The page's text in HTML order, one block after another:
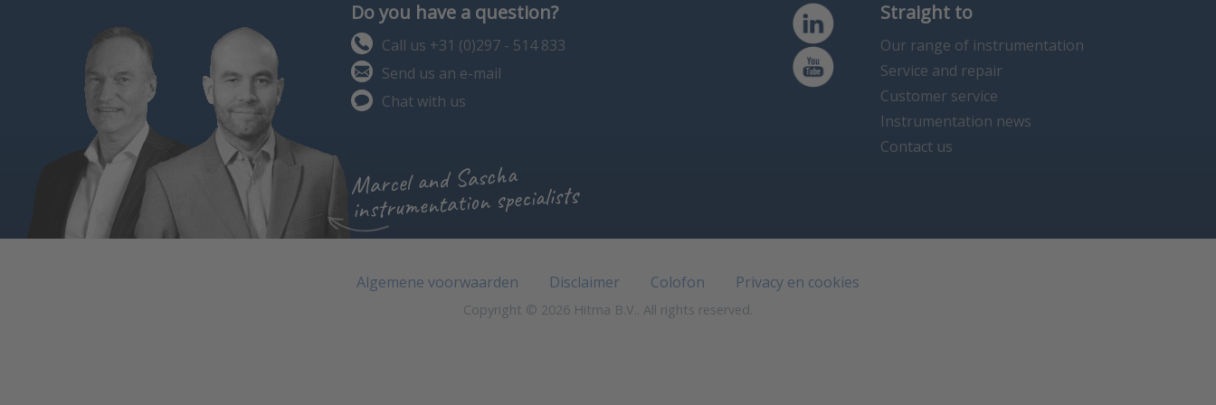
Do you have a question?
Call us +31 (0)297 - 514 833
Send us an e-mail
Chat with us
Marcel and Sascha
instrumentation specialists
Straight to
Our range of instrumentation
Service and repair
Customer service
Instrumentation news
Contact us
Algemene voorwaarden Disclaimer Colofon Privacy en cookies
Copyright © 2026 Hitma B.V.. All rights reserved.